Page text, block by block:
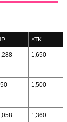
ATK
1,650
1,500
1,360